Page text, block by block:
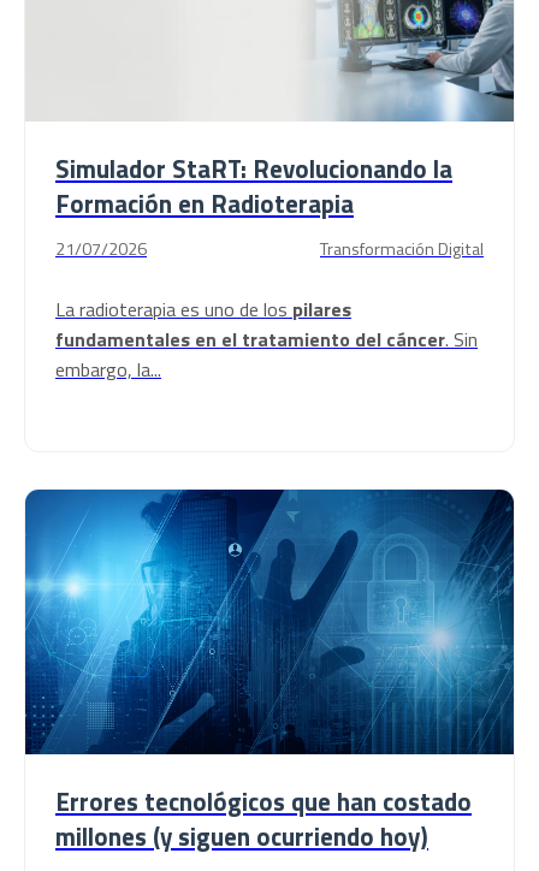
Simulador StaRT: Revolucionando la
Formación en Radioterapia
21/07/2026 Transformación Digital
La radioterapia es uno de los pilares
fundamentales en el tratamiento del cáncer. Sin
embargo, la...
Errores tecnológicos que han costado
millones (y siguen ocurriendo hoy)